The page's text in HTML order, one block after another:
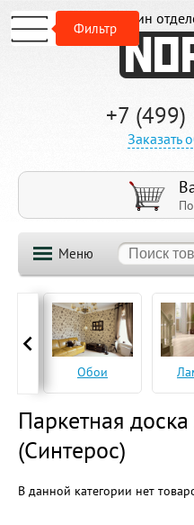
Магазин
+7
Заказать
Меню
Обои
Фильтр
Паркетная
(Синтерос)
В данной категории нет